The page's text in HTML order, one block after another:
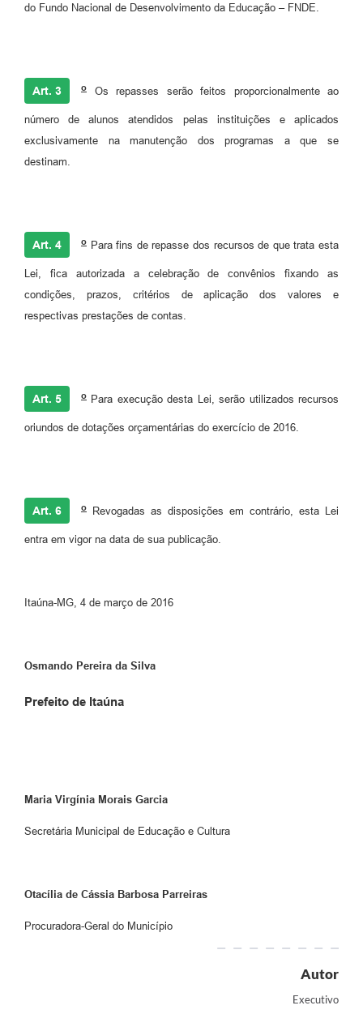
do Fundo Nacional de Desenvolvimento da Educação – FNDE.
Art. 3 o Os repasses serão feitos proporcionalmente ao
número de alunos atendidos pelas instituições e aplicados
exclusivamente na manutenção dos programas a que se
destinam.
Art. 4 o Para fins de repasse dos recursos de que trata esta
Lei, fica autorizada a celebração de convênios fixando as
condições, prazos, critérios de aplicação dos valores e
respectivas prestações de contas.
Art. 5 o Para execução desta Lei, serão utilizados recursos
oriundos de dotações orçamentárias do exercício de 2016.
Art. 6 o Revogadas as disposições em contrário, esta Lei
entra em vigor na data de sua publicação.
Itaúna-MG, 4 de março de 2016
Osmando Pereira da Silva
Prefeito de Itaúna
Maria Virgínia Morais Garcia
Secretária Municipal de Educação e Cultura
Otacília de Cássia Barbosa Parreiras
Procuradora-Geral do Município
Autor
Executivo